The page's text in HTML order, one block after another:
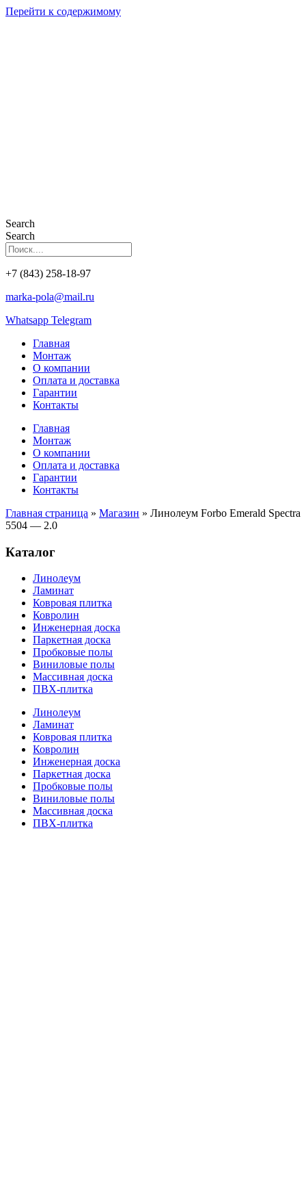
Перейти к содержимому
Search
Search
+7 (843) 258-18-97
marka-pola@mail.ru
Whatsapp Telegram
Главная
Монтаж
О компании
Оплата и доставка
Гарантии
Контакты
Главная
Монтаж
О компании
Оплата и доставка
Гарантии
Контакты
Главная страница » Магазин » Линолеум Forbo Emerald Spectra
5504 — 2.0
Каталог
Линолеум
Ламинат
Ковровая плитка
Ковролин
Инженерная доска
Паркетная доска
Пробковые полы
Виниловые полы
Массивная доска
ПВХ-плитка
Линолеум
Ламинат
Ковровая плитка
Ковролин
Инженерная доска
Паркетная доска
Пробковые полы
Виниловые полы
Массивная доска
ПВХ-плитка